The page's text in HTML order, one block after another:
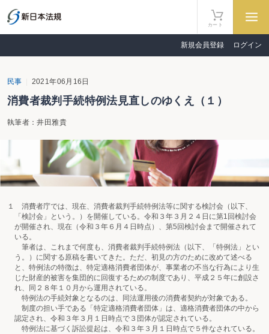
カート
新規会員登録 ログイン
民事 2021年06月16日
消費者裁判手続特例法見直しのゆくえ（１）
執筆者：井田雅貴
１ 消費者庁では、現在、消費者裁判手続特例法等に関する検討会（以下、
「検討会」という。）を開催している。令和３年３月２４日に第1回検討会
が開催され、現在（令和３年６月４日時点）、第5回検討会まで開催されて
いる。
筆者は、これまで何度も、消費者裁判手続特例法（以下、「特例法」とい
う。）に関する原稿を書いてきた。ただ、初見の方のために改めて述べる
と、特例法の特徴は、特定適格消費者団体が、事業者の不当な行為により生
じた財産的被害を集団的に回復するための制度であり、平成２５年に創設さ
れ、同２８年１０月から運用されている。
特例法の手続対象となるのは、同法運用後の消費者契約が対象である。
制度の担い手である「特定適格消費者団体」は、適格消費者団体の中から
認定され、令和３年３月１日時点で３団体が認定されている。
特例法に基づく訴訟提起は、令和３年３月１日時点で５件なされている。